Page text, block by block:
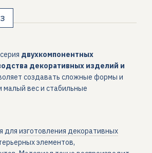
двухкомпонентных
декоративных изделий и
создавать сложные формы и
малый вес и стабильные
для изготовления декоративных
элементов,